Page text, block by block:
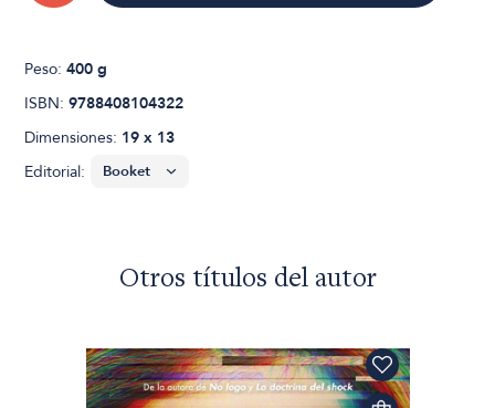
Peso:400 g
ISBN:9788408104322
Dimensiones: 19 x 13
Editorial:
Otros títulos del autor